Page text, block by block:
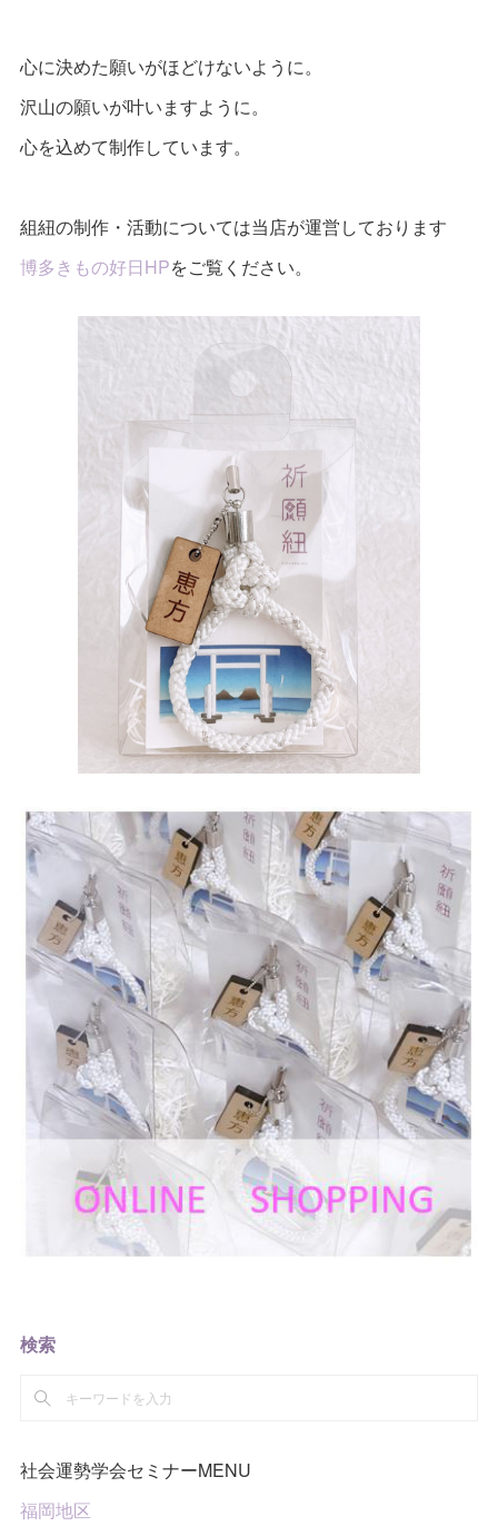
心に決めた願いがほどけないように。
沢山の願いが叶いますように。
心を込めて制作しています。
組紐の制作・活動については当店が運営しております
博多きもの好日HPをご覧ください。
検索
社会運勢学会セミナーMENU
福岡地区